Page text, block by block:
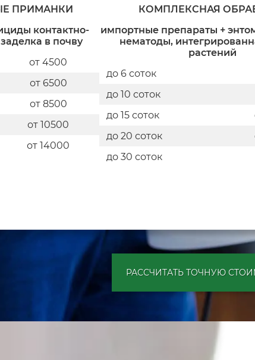
ПРИМАНКИ
контактно-
в почву
от 4500
от 6500
от 8500
от 10500
от 14000
КОМПЛЕКСНАЯ
импортные препараты +
нематоды,
растений
до 6 соток
до 10 соток
до 15 соток
до 20 соток
до 30 соток
РАССЧИТАТЬ ТОЧНУЮ